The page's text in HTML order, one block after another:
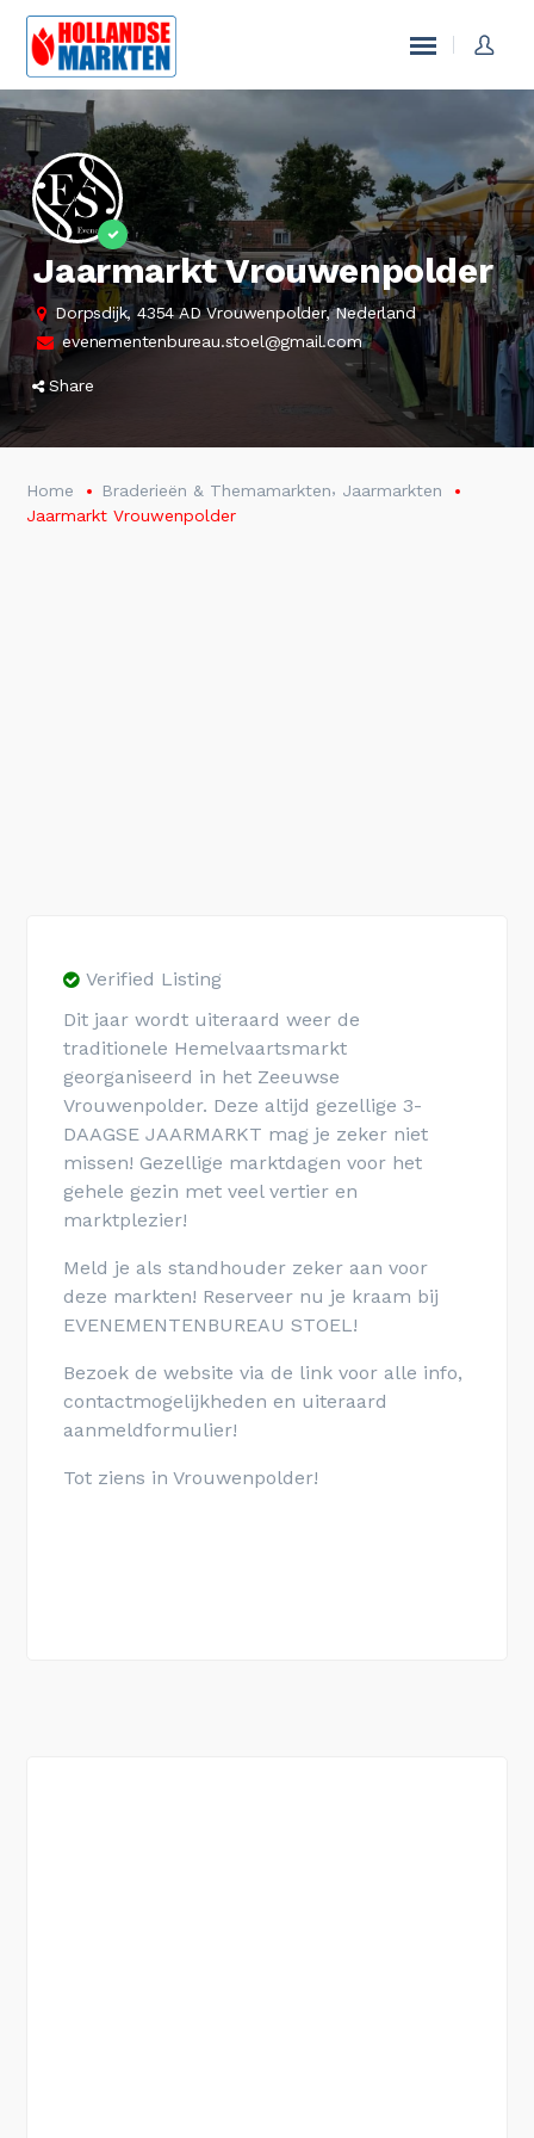
Jaarmarkt Vrouwenpolder
Dorpsdijk, 4354 AD Vrouwenpolder, Nederland
evenementenbureau.stoel@gmail.com
Share
Home Braderieën & Themamarkten, Jaarmarkten
Jaarmarkt Vrouwenpolder
Verified Listing
Dit jaar wordt uiteraard weer de
traditionele Hemelvaartsmarkt
georganiseerd in het Zeeuwse
Vrouwenpolder. Deze altijd gezellige 3-
DAAGSE JAARMARKT mag je zeker niet
missen! Gezellige marktdagen voor het
gehele gezin met veel vertier en
marktplezier!
Meld je als standhouder zeker aan voor
deze markten! Reserveer nu je kraam bij
EVENEMENTENBUREAU STOEL!
Bezoek de website via de link voor alle info,
contactmogelijkheden en uiteraard
aanmeldformulier!
Tot ziens in Vrouwenpolder!